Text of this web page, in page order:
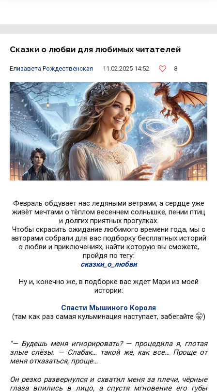
Сказки о любви для любимых читателей
Елизавета Рождественская 11.02.2025 14:52 8
Февраль обдувает нас ледяными ветрами, а сердце уже
живёт мечтами о тёплом весеннем солнышке, пении птиц
и долгих приятных прогулках.
Чтобы скрасить ожидание любимого времени года, мы с
авторами собрали для вас подборку бесплатных историй
о любви и приключениях, найти которую вы сможете,
пройдя по тегу:
сказки_о_любви
Ну и, конечно же, в подборке вас ждёт Мари из моей
истории:
Спасти Мышиного Короля
(там как раз самая кульминация наступает, забегайте 🤫)
"— Будешь меня игнорировать? — процедила я, глотая
злые слёзы. — Слабак… такой же, как все… Проще от
меня отказаться, проще…
Он резко развернулся и схватил меня за плечи, чёрные
глаза впились в лицо, а спустя мгновение его губы